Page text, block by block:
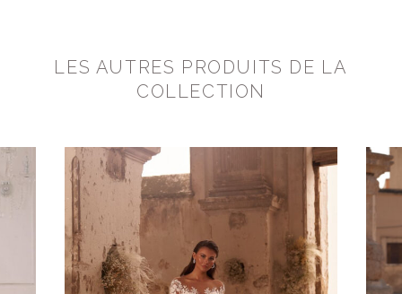
LES AUTRES PRODUITS DE LA
COLLECTION